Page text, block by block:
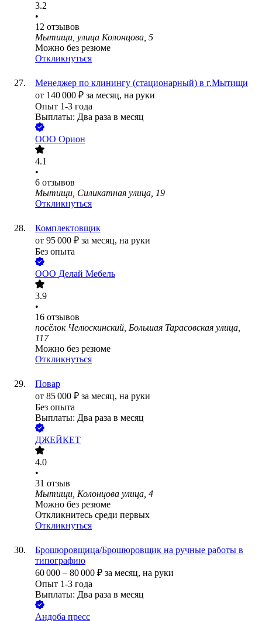
3.2
•
12 отзывов
Мытищи, улица Колонцова, 5
Можно без резюме
Откликнуться
Менеджер по клинингу (стационарный) в г.Мытищи
от 140 000 ₽ за месяц, на руки
Опыт 1-3 года
Выплаты: Два раза в месяц
ООО Орион
4.1
•
6 отзывов
Мытищи, Силикатная улица, 19
Откликнуться
Комплектовщик
от 95 000 ₽ за месяц, на руки
Без опыта
ООО Делай Мебель
3.9
•
16 отзывов
посёлок Челюскинский, Большая Тарасовская улица,
117
Можно без резюме
Откликнуться
Повар
от 85 000 ₽ за месяц, на руки
Без опыта
Выплаты: Два раза в месяц
ДЖЕЙКЕТ
4.0
•
31 отзыв
Мытищи, Колонцова улица, 4
Можно без резюме
Откликнитесь среди первых
Откликнуться
Брошюровщица/Брошюровщик на ручные работы в
типографию
60 000 – 80 000 ₽ за месяц, на руки
Опыт 1-3 года
Выплаты: Два раза в месяц
Андоба пресс